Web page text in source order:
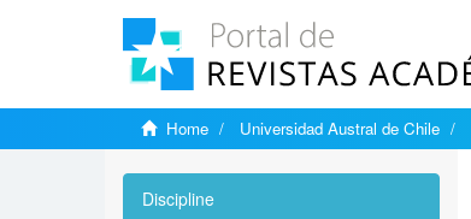
Home Universidad Austral de Chile
Discipline